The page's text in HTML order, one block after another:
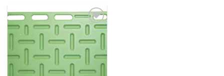
Zu den
Favoriten
hinzufügen